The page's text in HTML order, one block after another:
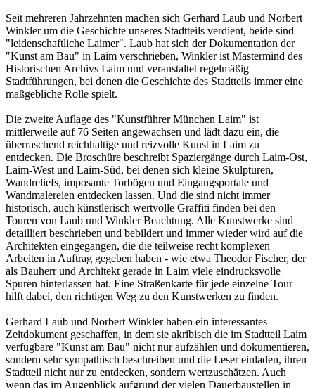
Seit mehreren Jahrzehnten machen sich Gerhard Laub und Norbert
Winkler um die Geschichte unseres Stadtteils verdient, beide sind
"leidenschaftliche Laimer". Laub hat sich der Dokumentation der
"Kunst am Bau" in Laim verschrieben, Winkler ist Mastermind des
Historischen Archivs Laim und veranstaltet regelmäßig
Stadtführungen, bei denen die Geschichte des Stadtteils immer eine
maßgebliche Rolle spielt.
Die zweite Auflage des "Kunstführer München Laim" ist
mittlerweile auf 76 Seiten angewachsen und lädt dazu ein, die
überraschend reichhaltige und reizvolle Kunst in Laim zu
entdecken. Die Broschüre beschreibt Spaziergänge durch Laim-Ost,
Laim-West und Laim-Süd, bei denen sich kleine Skulpturen,
Wandreliefs, imposante Torbögen und Eingangsportale und
Wandmalereien entdecken lassen. Und die sind nicht immer
historisch, auch künstlerisch wertvolle Graffiti finden bei den
Touren von Laub und Winkler Beachtung. Alle Kunstwerke sind
detailliert beschrieben und bebildert und immer wieder wird auf die
Architekten eingegangen, die die teilweise recht komplexen
Arbeiten in Auftrag gegeben haben - wie etwa Theodor Fischer, der
als Bauherr und Architekt gerade in Laim viele eindrucksvolle
Spuren hinterlassen hat. Eine Straßenkarte für jede einzelne Tour
hilft dabei, den richtigen Weg zu den Kunstwerken zu finden.
Gerhard Laub und Norbert Winkler haben ein interessantes
Zeitdokument geschaffen, in dem sie akribisch die im Stadtteil Laim
verfügbare "Kunst am Bau" nicht nur aufzählen und dokumentieren,
sondern sehr sympathisch beschreiben und die Leser einladen, ihren
Stadtteil nicht nur zu entdecken, sondern wertzuschätzen. Auch
wenn das im Augenblick aufgrund der vielen Dauerbaustellen in